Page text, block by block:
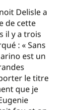
Delisle a
de cette
il y a trois
: « Sans
est un
le titre
que je